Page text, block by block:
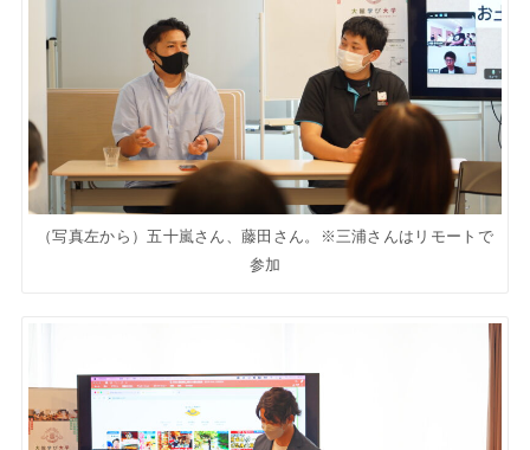
（写真左から）五十嵐さん、藤田さん。※三浦さんはリモートで
参加